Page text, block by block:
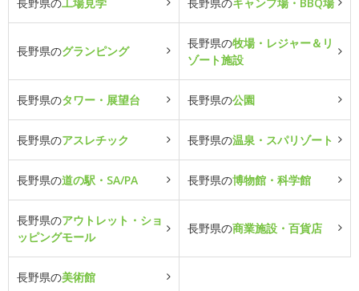
長野県のグランピング
長野県の牧場・レジャー＆リ
ゾート施設
長野県のタワー・展望台 長野県の公園
長野県のアスレチック 長野県の温泉・スパリゾート
長野県の道の駅・SA/PA 長野県の博物館・科学館
長野県のアウトレット・ショ
ッピングモール
長野県の商業施設・百貨店
長野県の美術館